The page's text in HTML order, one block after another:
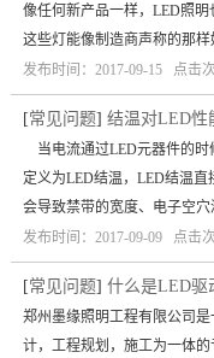
像任何新产品一样，LED照
这些灯能像制造商声称的那
发布时间：2017-09-15 点击
[常见问题] 结温对LED性
当电流通过LED元器件的时
定义为LED结温，LED结温
会导致禁带的宽度、电子空
发布时间：2017-09-09 点击
[常见问题] 什么是LED驱
郑州墨缘照明工程有限公司
计，工程规划，施工为一体